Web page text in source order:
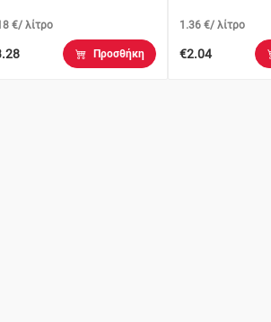
€/ λίτρο
Προσθήκη
1.36 €/ λίτρο
€2.04